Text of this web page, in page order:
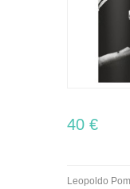
40 €
Leopoldo